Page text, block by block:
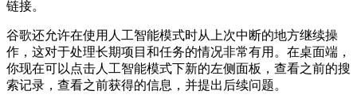
链接。
谷歌还允许在使用人工智能模式时从上次中断的地方继续操
作，这对于处理长期项目和任务的情况非常有用。在桌面端，
你现在可以点击人工智能模式下新的左侧面板，查看之前的搜
索记录，查看之前获得的信息，并提出后续问题。